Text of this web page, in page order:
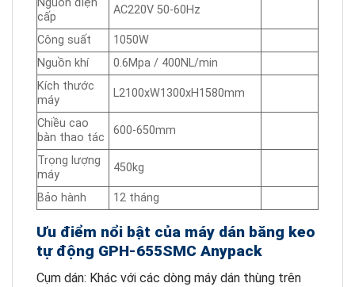
cấp
AC220V 50-60Hz
Công suất
1050W
Nguồn khí
0.6Mpa / 400NL/min
Kích thước
máy
L2100xW1300xH1580mm
Chiều cao
bàn thao tác
600-650mm
Trọng lượng
máy
450kg
Bảo hành 12 tháng
Ưu điểm nổi bật của máy dán băng keo
tự động GPH-655SMC Anypack
Cụm dán: Khác với các dòng máy dán thùng trên